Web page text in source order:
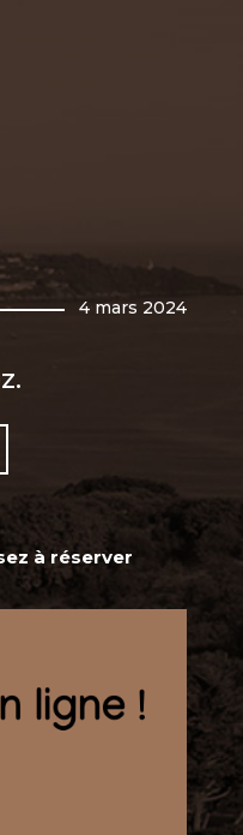
4 mars 2024
à réserver